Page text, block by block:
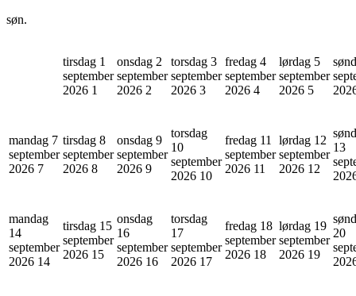
søn.
tirsdag 1
september
2026 1
onsdag 2
september
2026 2
torsdag 3
september
2026 3
fredag 4
september
2026 4
lørdag 5
september
2026 5
mandag 7
september
2026 7
tirsdag 8
september
2026 8
onsdag 9
september
2026 9
torsdag
10
september
2026 10
fredag 11
september
2026 11
lørdag 12
september
2026 12
13
mandag
14
september
2026 14
tirsdag 15
september
2026 15
onsdag
16
september
2026 16
torsdag
17
september
2026 17
fredag 18
september
2026 18
lørdag 19
september
2026 19
20